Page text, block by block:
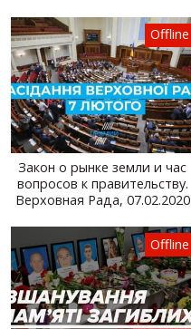
Offline
Закон о рынке земли и час
вопросов к правительству.
Верховная Рада, 07.02.2020
Offline